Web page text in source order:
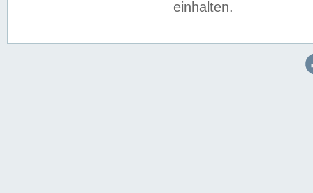
einhalten.